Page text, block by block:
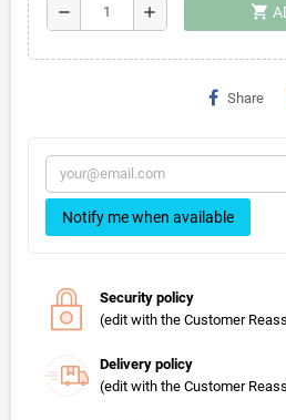
remove add shopping_cart
Share
Notify me when available
Security policy
(edit with the Customer
Delivery policy
(edit with the Customer